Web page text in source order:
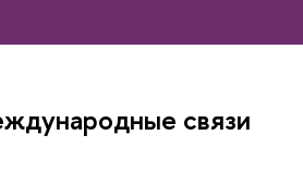
связи